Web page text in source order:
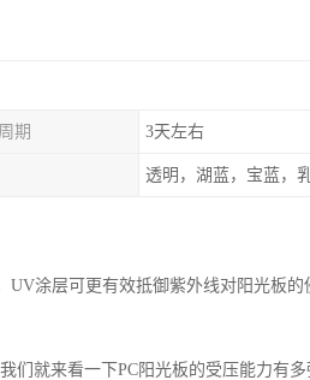
期 3天左右
透明，湖蓝，宝蓝，
UV涂层可更有效抵御紫外线对阳光板
就来看一下PC阳光板的受压能力有多